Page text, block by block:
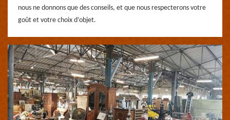
nous ne donnons que des conseils, et que nous respecterons votre
goût et votre choix d’objet.